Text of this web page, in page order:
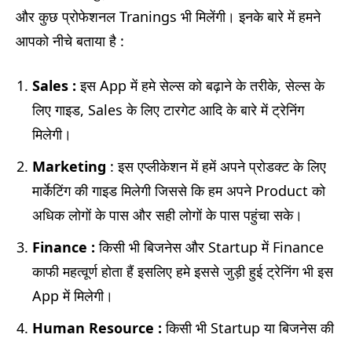
और कुछ प्रोफेशनल Tranings भी मिलेंगी। इनके बारे में हमने
आपको नीचे बताया है :
Sales : इस App में हमे सेल्स को बढ़ाने के तरीके, सेल्स के
लिए गाइड, Sales के लिए टारगेट आदि के बारे में ट्रेनिंग
मिलेगी।
Marketing : इस एप्लीकेशन में हमें अपने प्रोडक्ट के लिए
मार्केटिंग की गाइड मिलेगी जिससे कि हम अपने Product को
अधिक लोगों के पास और सही लोगों के पास पहुंचा सके।
Finance : किसी भी बिजनेस और Startup में Finance
काफी महत्वूर्ण होता हैं इसलिए हमे इससे जुड़ी हुई ट्रेनिंग भी इस
App में मिलेगी।
Human Resource : किसी भी Startup या बिजनेस की